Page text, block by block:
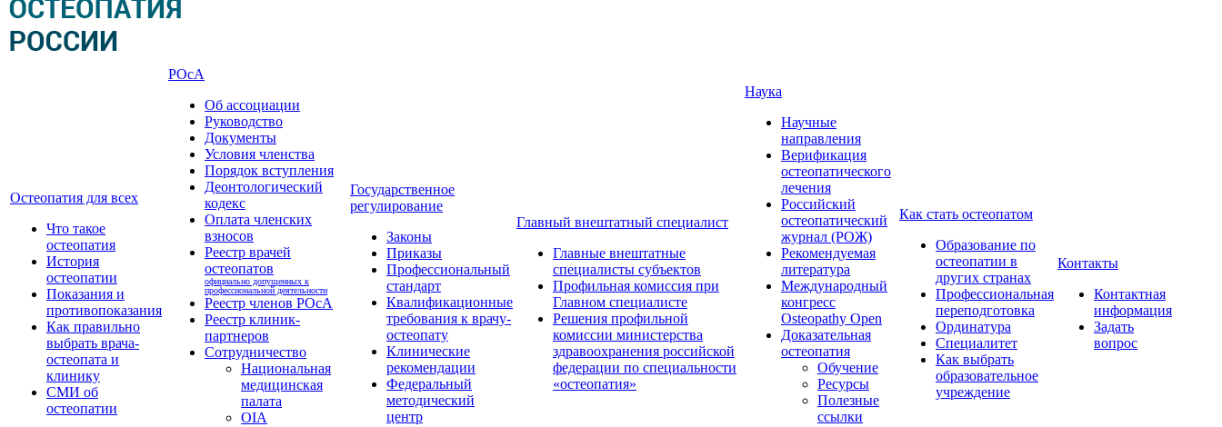
Остеопатия для всех
Что такое
остеопатия
История
остеопатии
Показания и
противопоказания
Как правильно
выбрать врача-
остеопата и
клинику
СМИ об
остеопатии
РОсА
Об ассоциации
Руководство
Документы
Условия членства
Порядок вступления
Деонтологический
кодекс
Оплата членских
взносов
Реестр врачей
остеопатов
официально допущенных к
профессиональной деятельности
Реестр членов РОсА
Реестр клиник-
партнеров
Сотрудничество
Национальная
медицинская
палата
OIA
Государственное
регулирование
Законы
Приказы
Профессиональный
стандарт
Квалификационные
требования к врачу-
остеопату
Клинические
рекомендации
Федеральный
методический
центр
Главный внештатный специалист
Главные внештатные
специалисты субъектов
Профильная комиссия при
Главном специалисте
Решения профильной
комиссии министерства
здравоохранения российской
федерации по специальности
«остеопатия»
Наука
Научные
направления
Верификация
остеопатического
лечения
Российский
остеопатический
журнал (РОЖ)
Рекомендуемая
литература
Международный
конгресс
Osteopathy Open
Доказательная
остеопатия
Обучение
Ресурсы
Полезные
ссылки
Как стать остеопатом
Образование по
остеопатии в
других странах
Профессиональная
переподготовка
Ординатура
Специалитет
Как выбрать
образовательное
учреждение
Контакты
Контактная
информация
Задать
вопрос